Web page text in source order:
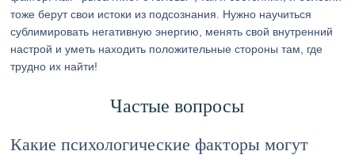
тоже берут свои истоки из подсознания. Нужно научиться
сублимировать негативную энергию, менять свой внутренний
настрой и уметь находить положительные стороны там, где
трудно их найти!
Частые вопросы
Какие психологические факторы могут